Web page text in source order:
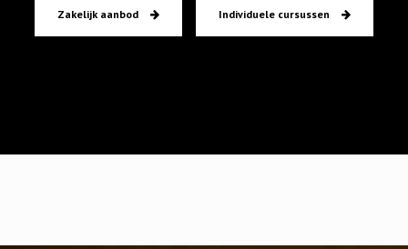
Zakelijk aanbod Individuele cursussen